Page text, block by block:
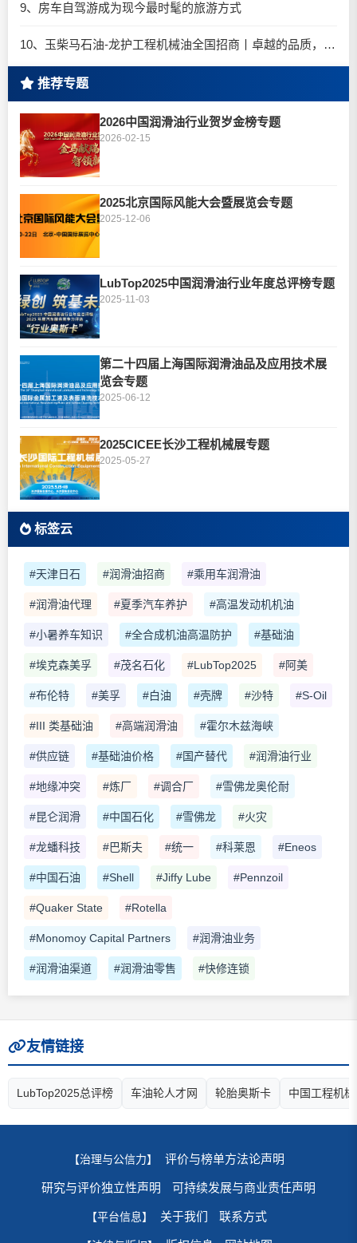
9、房车自驾游成为现今最时髦的旅游方式
10、玉柴马石油-龙护工程机械油全国招商丨卓越的品质，专业的品牌！
推荐专题
2026中国润滑油行业贺岁金榜专题
2026-02-15
2025北京国际风能大会暨展览会专题
2025-12-06
LubTop2025中国润滑油行业年度总评榜专题
2025-11-03
第二十四届上海国际润滑油品及应用技术展
览会专题
2025-06-12
2025CICEE长沙工程机械展专题
2025-05-27
标签云
#天津日石 #润滑油招商 #乘用车润滑油
#润滑油代理 #夏季汽车养护 #高温发动机机油
#小暑养车知识 #全合成机油高温防护 #基础油
#埃克森美孚 #茂名石化 #LubTop2025 #阿美
#布伦特 #美孚 #白油 #壳牌 #沙特 #S-Oil
#III 类基础油 #高端润滑油 #霍尔木兹海峡
#供应链 #基础油价格 #国产替代 #润滑油行业
#地缘冲突 #炼厂 #调合厂 #雪佛龙奥伦耐
#昆仑润滑 #中国石化 #雪佛龙 #火灾
#龙蟠科技 #巴斯夫 #统一 #科莱恩 #Eneos
#中国石油 #Shell #Jiffy Lube #Pennzoil
#Quaker State #Rotella
#Monomoy Capital Partners #润滑油业务
#润滑油渠道 #润滑油零售 #快修连锁
友情链接
LubTop2025总评榜 车油轮人才网 轮胎奥斯卡 中国工程机
【治理与公信力】 评价与榜单方法论声明
研究与评价独立性声明 可持续发展与商业责任声明
【平台信息】 关于我们 联系方式